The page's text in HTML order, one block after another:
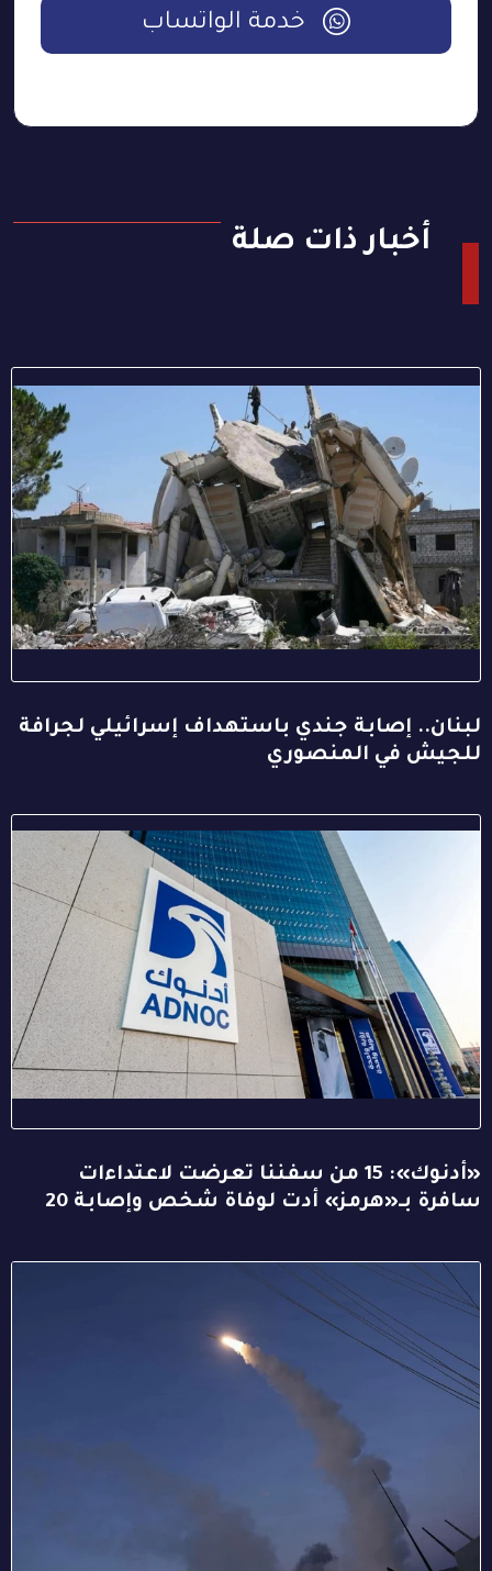
خدمة الواتساب
أخبار ذات صلة
لبنان.. إصابة جندي باستهداف إسرائيلي لجرافة
للجيش في المنصوري
«أدنوك»: 15 من سفننا تعرضت لاعتداءات
سافرة بـ«هرمز» أدت لوفاة شخص وإصابة 20